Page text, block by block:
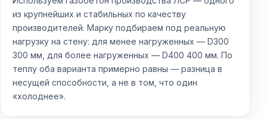
из крупнейших и стабильных по качеству
производителей. Марку подбираем под реальную
нагрузку на стену: для менее нагруженных — D300
300 мм, для более нагруженных — D400 400 мм. По
теплу оба варианта примерно равны — разница в
несущей способности, а не в том, что один
«холоднее».